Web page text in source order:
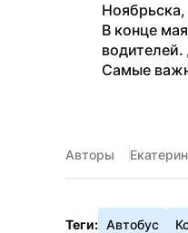
В конце
Самые
Авторы
Теги: Автобус